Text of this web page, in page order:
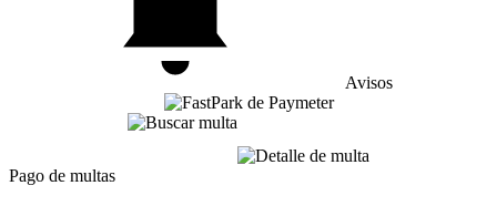
Avisos
Pago de multas